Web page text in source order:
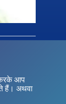
करके आप
हैं। अथवा